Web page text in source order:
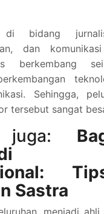
di bidang
dan
berkembang
Sehingga,
tersebut sangat
juga:
Sastra
menjadi